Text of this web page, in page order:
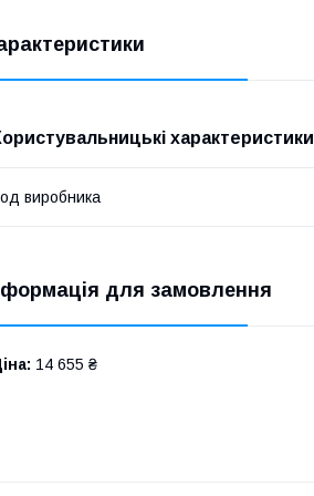
характеристики
виробника
для замовлення
14 655 ₴